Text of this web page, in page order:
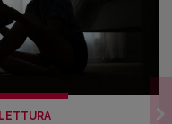
LETTURA